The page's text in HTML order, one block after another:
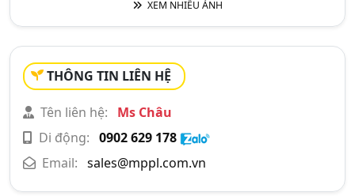
XEM NHIỀU ẢNH
THÔNG TIN LIÊN HỆ
Tên liên hệ:
Ms Châu
Di động: 0902 629 178
Email: sales@mppl.com.vn